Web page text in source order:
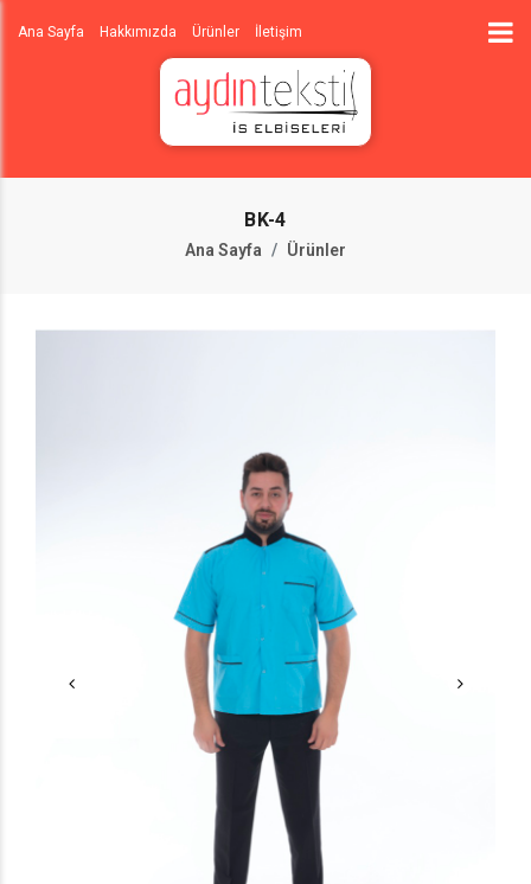
Ana Sayfa Hakkımızda Ürünler İletişim
BK-4
Ana Sayfa Ürünler